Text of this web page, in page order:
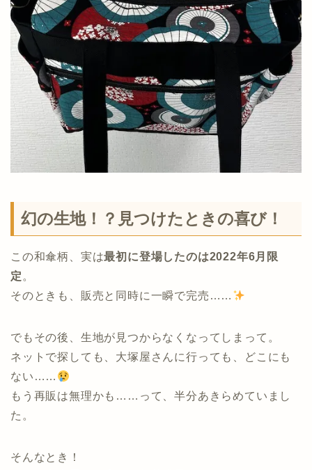
幻の生地！？見つけたときの喜び！
この和傘柄、実は最初に登場したのは2022年6月限
定 。
そのときも、販売と同時に一瞬で完売……
でもその後、生地が見つからなくなってしまって。
ネットで探しても、大塚屋さんに行っても、どこにも
ない……
もう再販は無理かも……って、半分あきらめていまし
た。
そんなとき！